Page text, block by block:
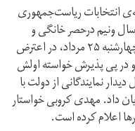
انتخابات ریاست‌جمهوری
ونیم درحصر خانگی و
پشت‌سرگذاشتن دو عمل جراحی قلب، روز چهارشنبه ۲۵ مرداد، در اعترض
پی پذیرش خواسته اولش
نمایندگانی از دولت با
داد. مهدی کروبی خواستار
اعلام کرده است.